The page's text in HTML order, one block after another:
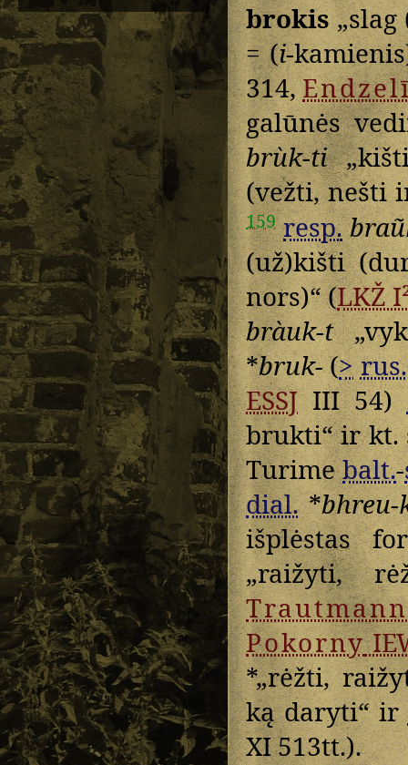
brokis„slag
= (i-
314,
galūnės
brùk-ti
(vežti, nešti
159 resp.
(už)kišti
nors)“ (LKŽ
bràuk-t
*bruk-(>rus.
ESSJIII 54)
brukti“ ir
Turimebalt.-
dial.*bhreu-
išplėstas
„raižyti,
Trautmann
Pokorny
*„rėžti,
ką daryti“ ir
XI 513tt.).